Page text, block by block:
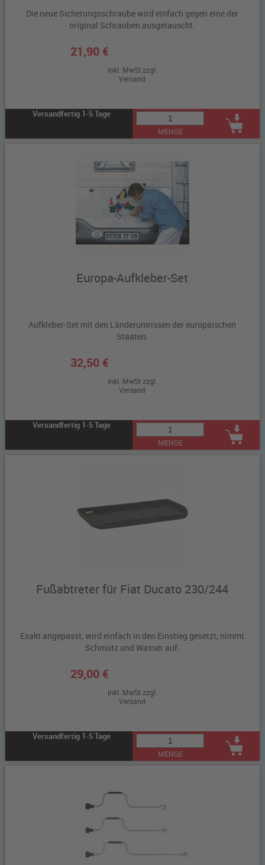
Die neue Sicherungsschraube wird einfach gegen eine der
original Schrauben ausgetauscht.
21,90 €
inkl. MwSt zzgl.
Versand
Versandfertig 1-5 Tage
MENGE
Europa-Aufkleber-Set
Aufkleber-Set mit den Länderumrissen der europäischen
Staaten.
32,50 €
inkl. MwSt zzgl.
Versand
Versandfertig 1-5 Tage
MENGE
Fußabtreter für Fiat Ducato 230/244
Exakt angepasst, wird einfach in den Einstieg gesetzt, nimmt
Schmutz und Wasser auf.
29,00 €
inkl. MwSt zzgl.
Versand
Versandfertig 1-5 Tage
MENGE